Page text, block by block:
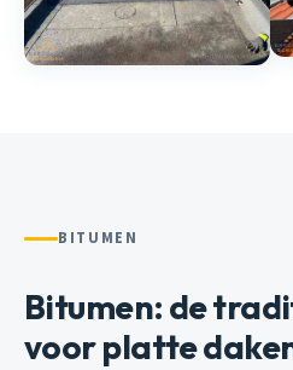
BITUMEN
Bitumen: de
voor platte